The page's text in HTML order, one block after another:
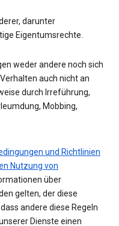
darunter
Eigentumsrechte.
weder andere noch sich
auch nicht an
durch Irreführung,
Mobbing,
und Richtlinien
Nutzung von
über
gelten, der diese
andere diese Regeln
Dienste einen